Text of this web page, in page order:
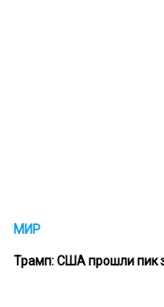
МИР
Трамп: США прошли пик